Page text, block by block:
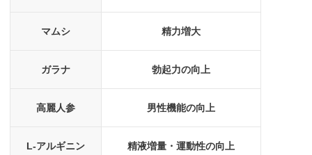
マムシ 精力増大
ガラナ 勃起力の向上
高麗人参 男性機能の向上
L-アルギニン 精液増量・運動性の向上